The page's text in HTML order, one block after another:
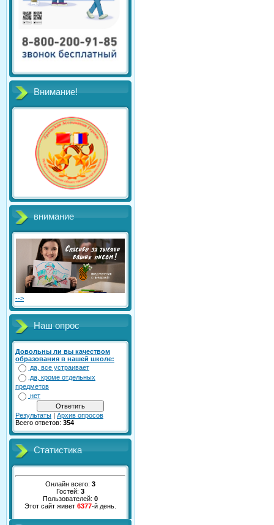
Внимание!
внимание
-->
Наш опрос
Довольны ли вы качеством
образования в нашей школе:
да, все устраивает
да, кроме отдельных
предметов
нет
Результаты | Архив опросов
Всего ответов: 354
Статистика
Онлайн всего: 3
Гостей: 3
Пользователей: 0
Этот сайт живет 6377-й день.